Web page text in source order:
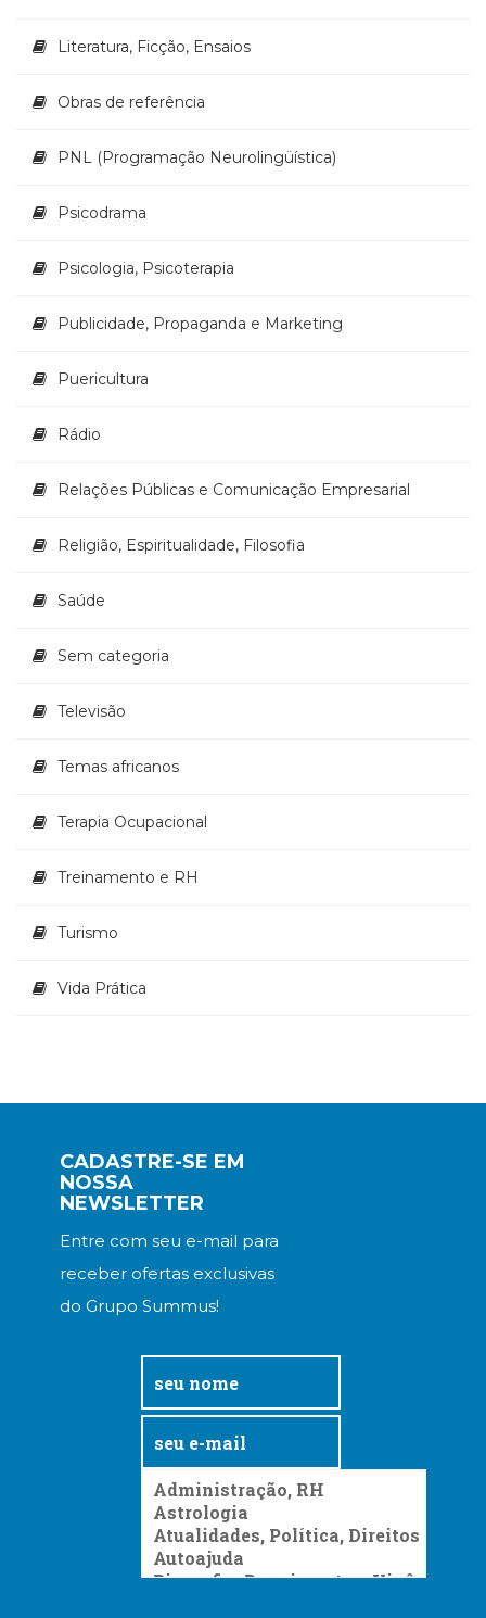
(22)
(30)
Ocupacional
Treinamento
(65)
(1)
Prática
Literatura, Ficção, Ensaios
Obras de referência
PNL (Programação Neurolingüística)
Psicodrama
Psicologia, Psicoterapia
Publicidade, Propaganda e Marketing
Puericultura
Rádio
Relações Públicas e Comunicação Empresarial
Religião, Espiritualidade, Filosofia
Saúde
Sem categoria
Televisão
Temas africanos
Terapia Ocupacional
Treinamento e RH
Turismo
Vida Prática
CADASTRE-SE EM
NOSSA
NEWSLETTER
Entre com seu e-mail para
receber ofertas exclusivas
do Grupo Summus!